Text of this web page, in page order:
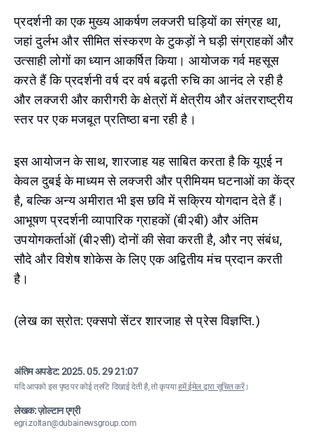
प्रदर्शनी का एक मुख्य आकर्षण लक्जरी घड़ियों का संग्रह था,
जहां दुर्लभ और सीमित संस्करण के टुकड़ों ने घड़ी संग्राहकों और
उत्साही लोगों का ध्यान आकर्षित किया। आयोजक गर्व महसूस
करते हैं कि प्रदर्शनी वर्ष दर वर्ष बढ़ती रुचि का आनंद ले रही है
और लक्जरी और कारीगरी के क्षेत्रों में क्षेत्रीय और अंतरराष्ट्रीय
स्तर पर एक मजबूत प्रतिष्ठा बना रही है।
इस आयोजन के साथ, शारजाह यह साबित करता है कि यूएई न
केवल दुबई के माध्यम से लक्जरी और प्रीमियम घटनाओं का केंद्र
है, बल्कि अन्य अमीरात भी इस छवि में सक्रिय योगदान देते हैं।
आभूषण प्रदर्शनी व्यापारिक ग्राहकों (बी२बी) और अंतिम
उपयोगकर्ताओं (बी२सी) दोनों की सेवा करती है, और नए संबंध,
सौदे और विशेष शोकेस के लिए एक अद्वितीय मंच प्रदान करती
है।
(लेख का स्रोत: एक्सपो सेंटर शारजाह से प्रेस विज्ञप्ति.)
अंतिम अपडेट:2025. 05. 29 21:07
यदि आपको इस पृष्ठ पर कोई त्रुटि दिखाई देती है, तो कृपयाहमें ईमेल द्वारा सूचित करें।
लेखक: ज़ोल्टान एग्री
egri.zoltan@dubainewsgroup.com